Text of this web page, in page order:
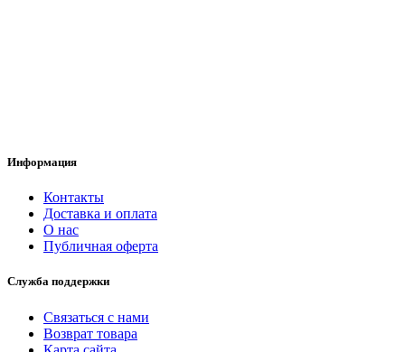
Информация
Контакты
Доставка и оплата
О нас
Публичная оферта
Служба поддержки
Связаться с нами
Возврат товара